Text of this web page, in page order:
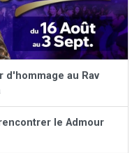
d'hommage au Rav
le Admour